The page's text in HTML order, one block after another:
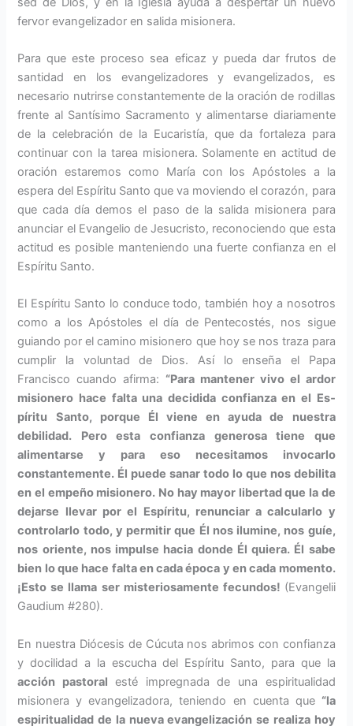
fervor evangelizador en salida mi­sionera.
Para que este proceso sea eficaz y pueda dar frutos de
santidad en los evangelizadores y evan­gelizados, es
necesario nutrirse constantemente de la oración de rodillas
frente al Santísimo Sa­cramento y alimentarse diariamente
de la cele­bración de la Eucaristía, que da fortaleza para
continuar con la tarea misionera. Solamente en actitud de
oración estaremos como María con los Apóstoles a la
espera del Espíritu Santo que va moviendo el corazón, para
que cada día demos el paso de la salida misionera para
anunciar el Evangelio de Jesucris­to, reconociendo que esta
actitud es posible manteniendo una fuerte confianza en el
Espíritu Santo.
El Espíritu Santo lo conduce todo, también hoy a nosotros
como a los Apóstoles el día de Pentecostés, nos sigue
guiando por el camino misionero que hoy se nos traza para
cumplir la voluntad de Dios. Así lo enseña el Papa
Francisco cuando afirma: “Para mantener vivo el ardor
misionero hace falta una decidida confianza en el Es­
píritu Santo, porque Él viene en ayuda de nuestra
debilidad. Pero esta confianza generosa tiene que
alimentarse y para eso necesita­mos invocarlo
constantemente. Él puede sanar todo lo que nos debilita
en el empeño misione­ro. No hay mayor libertad que la de
dejarse llevar por el Espíritu, renunciar a calcularlo y
contro­larlo todo, y permitir que Él nos ilumine, nos guíe,
nos oriente, nos impulse hacia donde Él quiera. Él sabe
bien lo que hace falta en cada época y en cada momento.
¡Esto se llama ser misteriosamen­te fecundos! (Evangelii
Gaudium #280).
En nuestra Diócesis de Cúcuta nos abrimos con confianza
y docilidad a la escucha del Espí­ritu Santo, para que la
acción pastoral esté impregnada de una es­piritualidad
misionera y evangelizadora, te­niendo en cuenta que “la
espiritualidad de la nueva evangelización se realiza hoy